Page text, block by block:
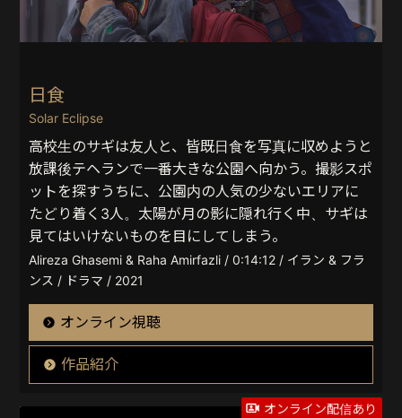
日食
Solar Eclipse
高校生のサギは友人と、皆既日食を写真に収めようと
放課後テヘランで一番大きな公園へ向かう。撮影スポ
ットを探すうちに、公園内の人気の少ないエリアに
たどり着く3人。太陽が月の影に隠れ行く中、サギは
見てはいけないものを目にしてしまう。
Alireza Ghasemi & Raha Amirfazli / 0:14:12 / イラン & フラ
ンス / ドラマ / 2021
オンライン視聴
作品紹介
オンライン配信あり